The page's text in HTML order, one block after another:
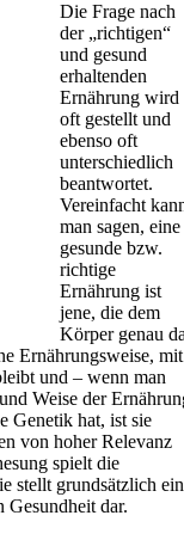
Die Frage nach
der „richtigen“
und gesund
erhaltenden
Ernährung wird
oft gestellt und
ebenso oft
unterschiedlich
beantwortet.
Vereinfacht
man sagen, eine
gesunde bzw.
richtige
Ernährung ist
jene, die dem
Körper genau
Ernährungsweise, mit
und – wenn man
Weise der
Genetik hat, ist sie
von hoher Relevanz
spielt die
stellt grundsätzlich ein
Gesundheit dar.